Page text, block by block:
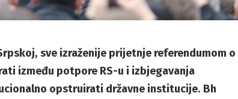
sve izraženije prijetnje referendumom o
između potpore RS-u i izbjegavanja
opstruirati državne institucije. Bh